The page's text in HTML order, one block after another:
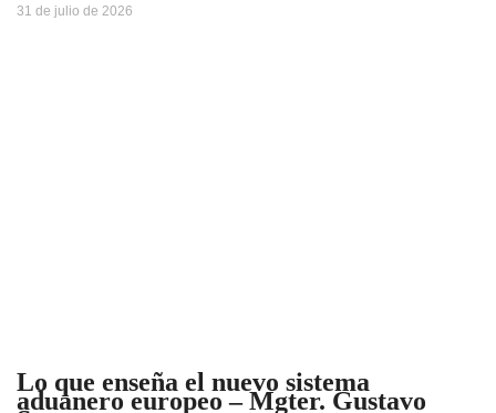
31 de julio de 2026
Lo que enseña el nuevo sistema
aduanero europeo – Mgter. Gustavo